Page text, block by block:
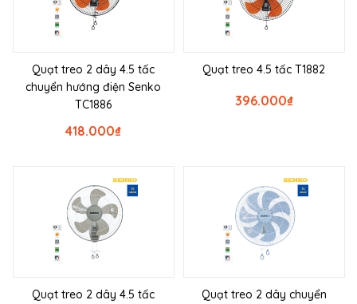
Quạt treo 2 dây 4.5 tấc
chuyển hướng điện Senko
TC1886
₫
418.000
Quạt treo 4.5 tấc T1882
₫
396.000
Quạt treo 2 dây 4.5 tấc
Quạt treo 2 dây chuyển